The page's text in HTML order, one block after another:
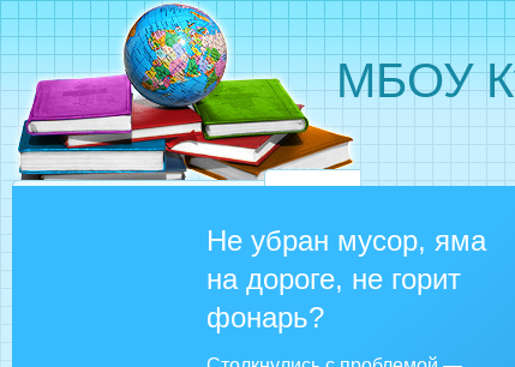
МБОУ
Не убран мусор, яма
на дороге, не горит
фонарь?